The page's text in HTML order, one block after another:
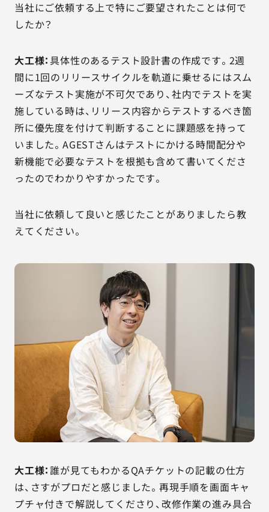
当社にご依頼する上で特にご要望されたことは何で
したか？
大工様： 具体性のあるテスト設計書の作成です。2週
間に1回のリリースサイクルを軌道に乗せるにはスム
ーズなテスト実施が不可欠であり、社内でテストを実
施している時は、リリース内容からテストするべき箇
所に優先度を付けて判断することに課題感を持って
いました。AGESTさんはテストにかける時間配分や
新機能で必要なテストを根拠も含めて書いてくださ
ったのでわかりやすかったです。
当社に依頼して良いと感じたことがありましたら教
えてください。
大工様：誰が見てもわかるQAチケットの記載の仕方
は、さすがプロだと感じました。再現手順を画面キャ
プチャ付きで解説してくださり、改修作業の進み具合